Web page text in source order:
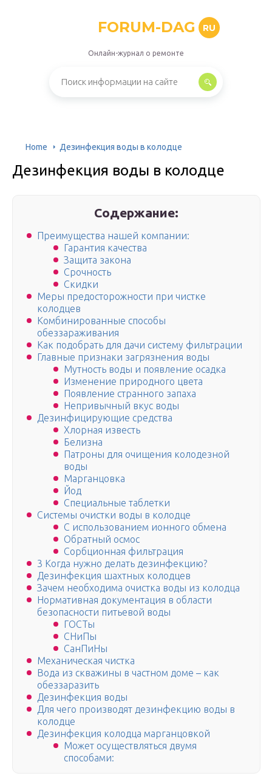
FORUM-DAG RU
Онлайн-журнал о ремонте
Home Дезинфекция воды в колодце
Дезинфекция воды в колодце
Содержание:
Преимущества нашей компании:
Гарантия качества
Защита закона
Срочность
Скидки
Меры предосторожности при чистке
колодцев
Комбинированные способы
обеззараживания
Как подобрать для дачи систему фильтрации
Главные признаки загрязнения воды
Мутность воды и появление осадка
Изменение природного цвета
Появление странного запаха
Непривычный вкус воды
Дезинфицирующие средства
Хлорная известь
Белизна
Патроны для очищения колодезной
воды
Марганцовка
Йод
Специальные таблетки
Системы очистки воды в колодце
С использованием ионного обмена
Обратный осмос
Сорбционная фильтрация
3 Когда нужно делать дезинфекцию?
Дезинфекция шахтных колодцев
Зачем необходима очистка воды из колодца
Нормативная документация в области
безопасности питьевой воды
ГОСТы
СНиПы
СанПиНы
Механическая чистка
Вода из скважины в частном доме – как
обеззаразить
Дезинфекция воды
Для чего производят дезинфекцию воды в
колодце
Дезинфекция колодца марганцовкой
Может осуществляться двумя
способами: